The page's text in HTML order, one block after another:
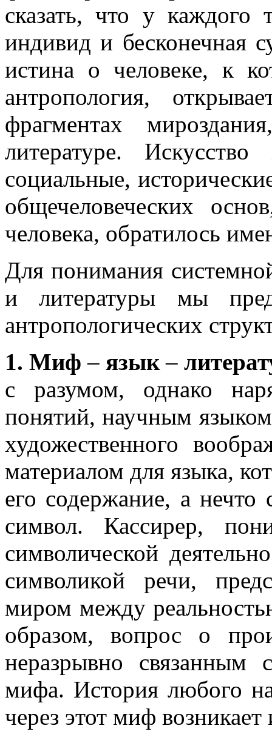
сказать, что у каждого
индивид и бесконечная
истина о человеке, к
антропология,
фрагментах
литературе.
социальные,
общечеловеческих
человека, обратилось
Для понимания
и литературы мы
антропологических
1. Миф– язык–
с разумом, однако
понятий, научным
художественного
материалом для языка,
его содержание, а нечто
символ. Кассирер,
символической
символикой речи,
миром между
образом, вопрос о
неразрывно
мифа. История любого
через этот миф